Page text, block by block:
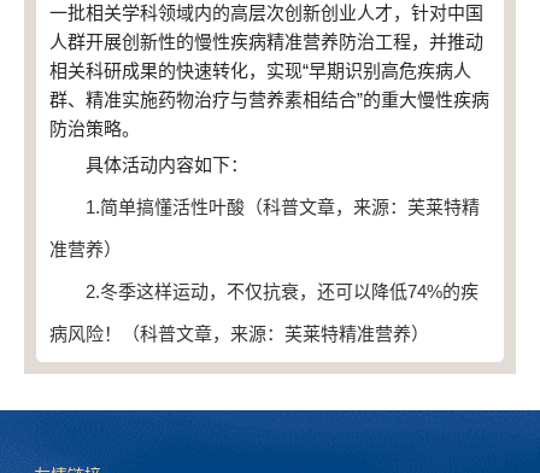
一批相关学科领域内的高层次创新创业人才，针对中国
人群开展创新性的慢性疾病精准营养防治工程，并推动
相关科研成果的快速转化，实现“早期识别高危疾病人
群、精准实施药物治疗与营养素相结合”的重大慢性疾病
防治策略。
具体活动内容如下：
1.简单搞懂活性叶酸（科普文章，来源：芙莱特精
准营养）
2.冬季这样运动，不仅抗衰，还可以降低74%的疾
病风险！（科普文章，来源：芙莱特精准营养）